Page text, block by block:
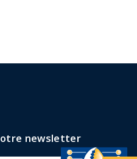
newsletter